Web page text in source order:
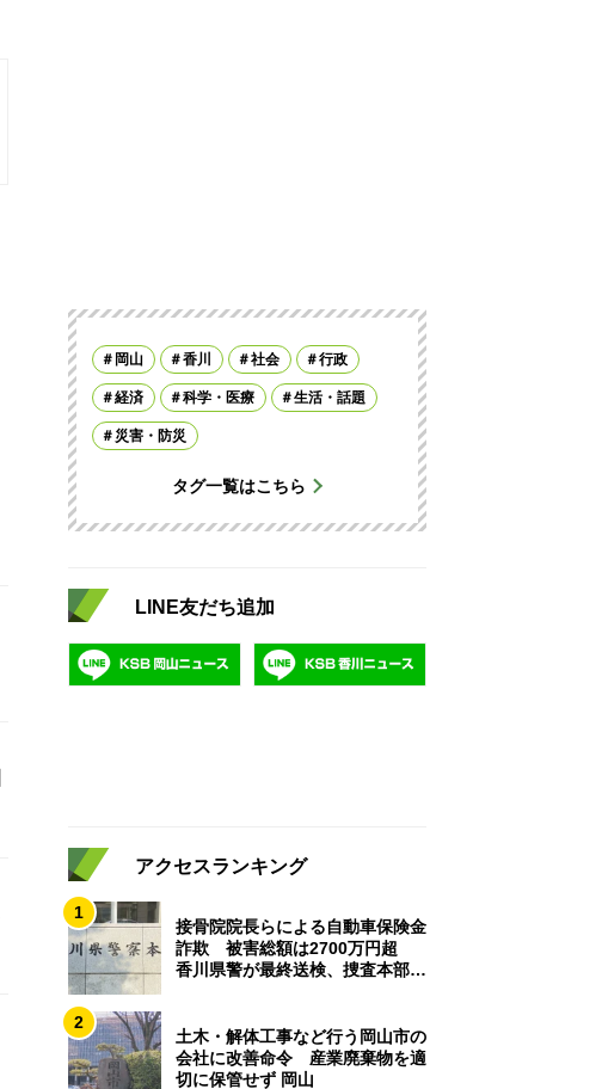
岡山 香川 社会 行政
経済 科学・医療 生活・話題
災害・防災
タグ一覧はこちら
LINE友だち追加
アクセスランキング
1
接骨院院長らによる自動車保険金
詐欺 被害総額は2700万円超
香川県警が最終送検、捜査本部解
2
土木・解体工事など行う岡山市の
会社に改善命令 産業廃棄物を適
切に保管せず 岡山